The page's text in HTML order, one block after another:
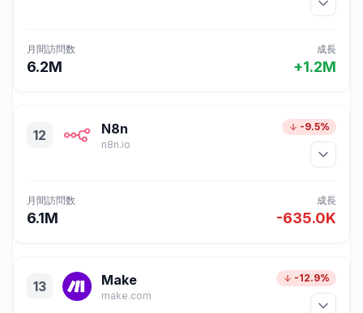
月間訪問数
6.2M
成長
+1.2M
12 N8n
n8n.io
-9.5%
月間訪問数
6.1M
成長
-635.0K
13 Make
make.com
-12.9%